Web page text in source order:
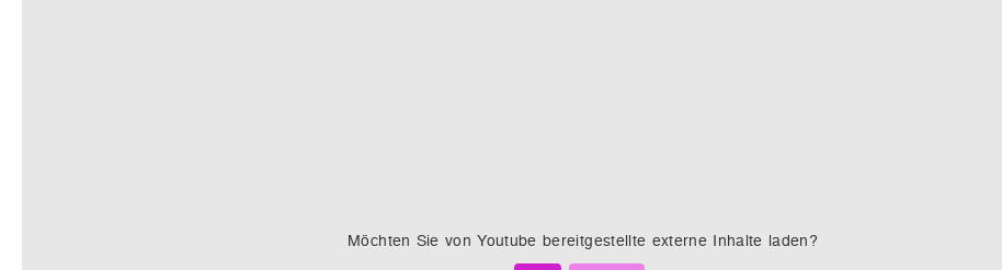
Möchten Sie vonYoutube bereitgestellte externe Inhalte laden?